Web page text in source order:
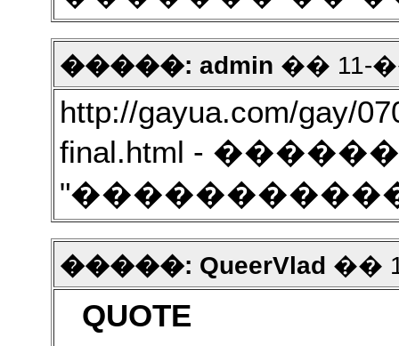
�����: admin �� 11-
http://gayua.com/gay/
final.html -
"�����������"
�����: QueerVlad ��
QUOTE